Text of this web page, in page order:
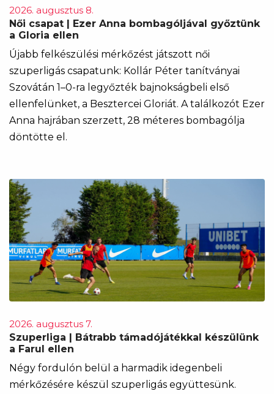
2026. augusztus 8.
Női csapat | Ezer Anna bombagóljával győztünk
a Gloria ellen
Újabb felkészülési mérkőzést játszott női
szuperligás csapatunk: Kollár Péter tanítványai
Szovátán 1–0-ra legyőzték bajnokságbeli első
ellenfelünket, a Besztercei Gloriát. A találkozót Ezer
Anna hajrában szerzett, 28 méteres bombagólja
döntötte el.
2026. augusztus 7.
Szuperliga | Bátrabb támadójátékkal készülünk
a Farul ellen
Négy fordulón belül a harmadik idegenbeli
mérkőzésére készül szuperligás együttesünk.